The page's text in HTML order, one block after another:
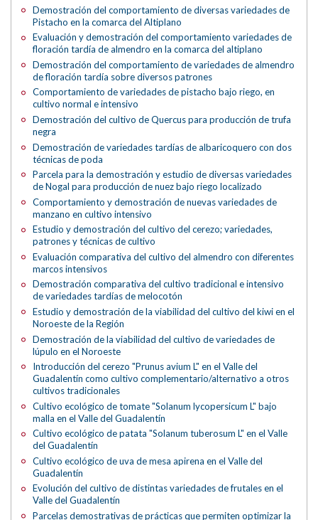
Demostración del comportamiento de diversas variedades de
Pistacho en la comarca del Altiplano
Evaluación y demostración del comportamiento variedades de
floración tardía de almendro en la comarca del altiplano
Demostración del comportamiento de variedades de almendro
de floración tardía sobre diversos patrones
Comportamiento de variedades de pistacho bajo riego, en
cultivo normal e intensivo
Demostración del cultivo de Quercus para producción de trufa
negra
Demostración de variedades tardías de albaricoquero con dos
técnicas de poda
Parcela para la demostración y estudio de diversas variedades
de Nogal para producción de nuez bajo riego localizado
Comportamiento y demostración de nuevas variedades de
manzano en cultivo intensivo
Estudio y demostración del cultivo del cerezo; variedades,
patrones y técnicas de cultivo
Evaluación comparativa del cultivo del almendro con diferentes
marcos intensivos
Demostración comparativa del cultivo tradicional e intensivo
de variedades tardías de melocotón
Estudio y demostración de la viabilidad del cultivo del kiwi en el
Noroeste de la Región
Demostración de la viabilidad del cultivo de variedades de
lúpulo en el Noroeste
Introducción del cerezo "Prunus avium L" en el Valle del
Guadalentín como cultivo complementario/alternativo a otros
cultivos tradicionales
Cultivo ecológico de tomate "Solanum lycopersicum L" bajo
malla en el Valle del Guadalentín
Cultivo ecológico de patata "Solanum tuberosum L" en el Valle
del Guadalentín
Cultivo ecológico de uva de mesa apirena en el Valle del
Guadalentín
Evolución del cultivo de distintas variedades de frutales en el
Valle del Guadalentín
Parcelas demostrativas de prácticas que permiten optimizar la